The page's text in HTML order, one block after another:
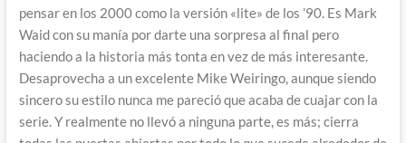
pensar en los 2000 como la versión «lite» de los ’90. Es Mark
Waid con su manía por darte una sorpresa al final pero
haciendo a la historia más tonta en vez de más interesante.
Desaprovecha a un excelente Mike Weiringo, aunque siendo
sincero su estilo nunca me pareció que acaba de cuajar con la
serie. Y realmente no llevó a ninguna parte, es más; cierra